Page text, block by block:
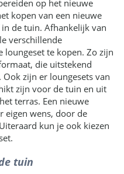
op het nieuwe
kopen van een nieuwe
de tuin. Afhankelijk van
verschillende
loungeset te kopen. Zo zijn
die uitstekend
zijn er loungesets van
zijn voor de tuin en uit
terras. Een nieuwe
eigen wens, door de
kun je ook kiezen
tuin